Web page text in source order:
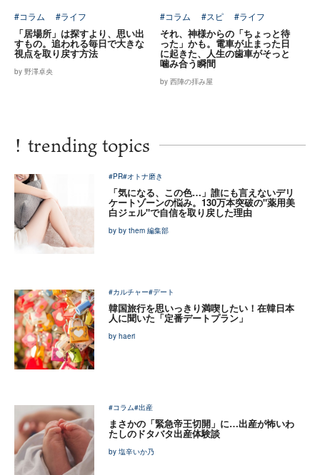
#コラム #ライフ
「居場所」は探すより、思い出
すもの。追われる毎日で大きな
視点を取り戻す方法
by 野澤卓央
#コラム #スピ #ライフ
それ、神様からの「ちょっと待
った」かも。電車が止まった日
に起きた、人生の歯車がそっと
噛み合う瞬間
by 西陣の拝み屋
! trending topics
#PR#オトナ磨き
「気になる、この色…」誰にも言えないデリ
ケートゾーンの悩み。130万本突破の"薬用美
白ジェル"で自信を取り戻した理由
by by them 編集部
#カルチャー#デート
韓国旅行を思いっきり満喫したい！在韓日本
人に聞いた「定番デートプラン」
by haeri
#コラム#出産
まさかの「緊急帝王切開」に…出産が怖いわ
たしのドタバタ出産体験談
by 塩辛いか乃